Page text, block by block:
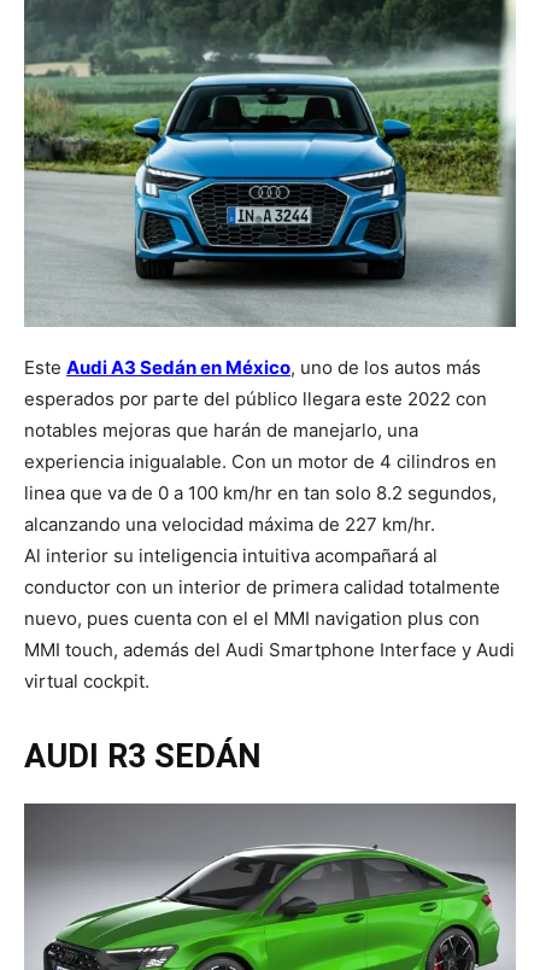
Este Audi A3 Sedán en México, uno de los autos más
esperados por parte del público llegara este 2022 con
notables mejoras que harán de manejarlo, una
experiencia inigualable. Con un motor de 4 cilindros en
linea que va de 0 a 100 km/hr en tan solo 8.2 segundos,
alcanzando una velocidad máxima de 227 km/hr.
Al interior su inteligencia intuitiva acompañará al
conductor con un interior de primera calidad totalmente
nuevo, pues cuenta con el el MMI navigation plus con
MMI touch, además del Audi Smartphone Interface y Audi
virtual cockpit.
AUDI R3 SEDÁN